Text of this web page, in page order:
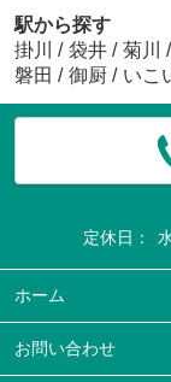
駅から探す
掛川
/ 袋井 / 菊川 /
磐田 / 御厨 / いこ
定休日：
ホーム
お問い合わせ